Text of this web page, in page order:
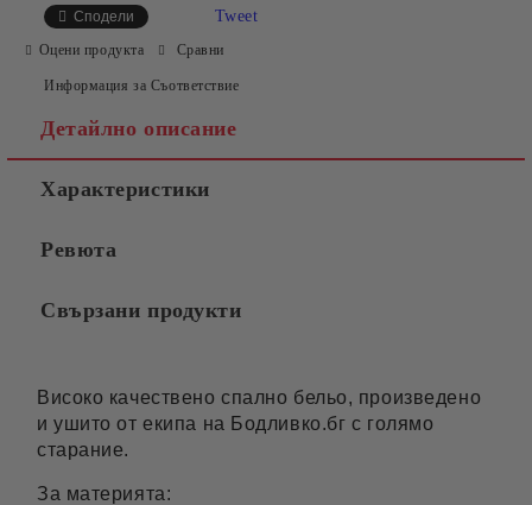
Сподели Tweet
Оцени продукта Сравни
Информация за Съответствие
Детайлно описание
Характеристики
Ревюта
Свързани продукти
Високо качествено спално бельо, произведено
и ушито от екипа на Бодливко.бг с голямо
старание.
За материята: